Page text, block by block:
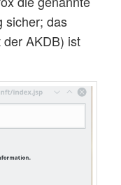
sicher; das
AKDB) ist